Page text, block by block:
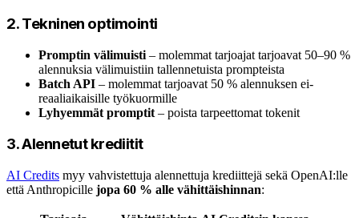
2. Tekninen optimointi
Promptin välimuisti – molemmat tarjoajat tarjoavat 50–90 %
alennuksia välimuistiin tallennetuista prompteista
Batch API – molemmat tarjoavat 50 % alennuksen ei-
reaaliaikaisille työkuormille
Lyhyemmät promptit – poista tarpeettomat tokenit
3. Alennetut krediitit
AI Credits myy vahvistettuja alennettuja krediittejä sekä OpenAI:lle
että Anthropicille jopa 60 % alle vähittäishinnan: